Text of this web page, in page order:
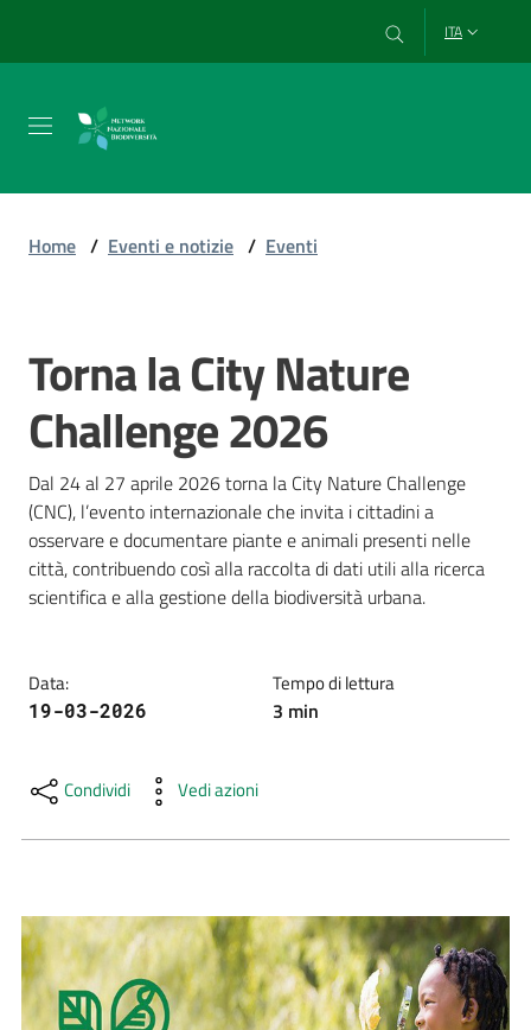
ITA
Chi
usa
dati
Strumenti
e
risorse
Citizen
Science
Progetti
formazione
ambientale
Home / Eventi e notizie / Eventi
Salta al contenuto
Torna la City Nature
Challenge 2026
Dal 24 al 27 aprile 2026 torna la City Nature Challenge
(CNC), l’evento internazionale che invita i cittadini a
osservare e documentare piante e animali presenti nelle
città, contribuendo così alla raccolta di dati utili alla ricerca
scientifica e alla gestione della biodiversità urbana.
Data:
19-03-2026
Tempo di lettura
3 min
Condividi Vedi azioni